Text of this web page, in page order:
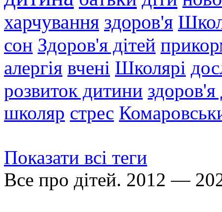
харчування здоров'я
сон Здоров'я дітей
алергія вчені Школярі
розвиток дитини
школяр стрес
Показати всі теги
Все про дітей. 2012 —